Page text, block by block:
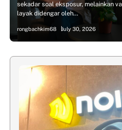
sekadar soal eksposur, melainkan
layak didengar oleh…
rongbachkim68 July 30, 2026